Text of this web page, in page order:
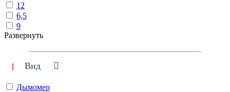
12
6,5
9
Развернуть
Вид
Дымомер